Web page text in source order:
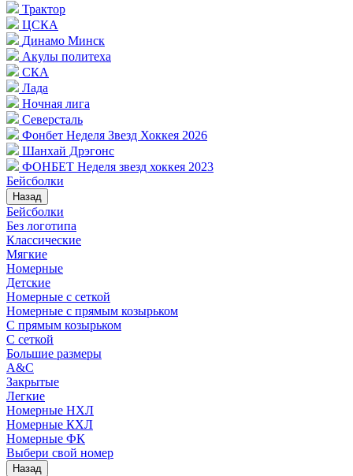
Трактор
ЦСКА
Динамо Минск
Акулы политеха
СКА
Лада
Ночная лига
Северсталь
Фонбет Неделя Звезд Хоккея 2026
Шанхай Дрэгонс
ФОНБЕТ Неделя звезд хоккея 2023
Бейсболки
Назад
Бейсболки
Без логотипа
Классические
Мягкие
Номерные
Детские
Номерные с сеткой
Номерные с прямым козырьком
С прямым козырьком
С сеткой
Большие размеры
A&C
Закрытые
Легкие
Номерные НХЛ
Номерные КХЛ
Номерные ФК
Выбери свой номер
Назад